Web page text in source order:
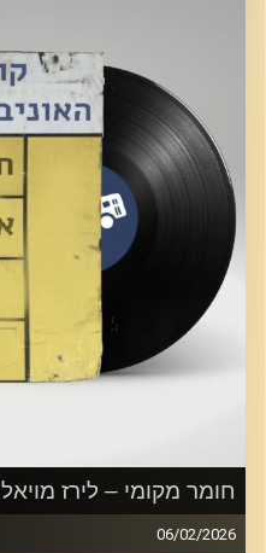
חומר מקומי – לירז מויאל
06/02/2026